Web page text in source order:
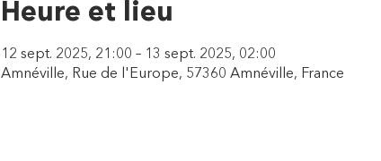
Heure et lieu
12 sept. 2025, 21:00 – 13 sept. 2025, 02:00
Amnéville, Rue de l'Europe, 57360 Amnéville, France